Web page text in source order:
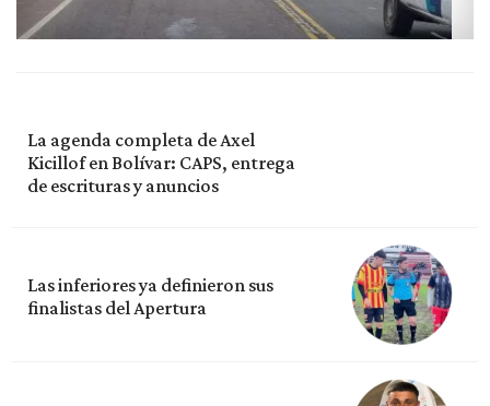
La agenda completa de Axel
Kicillof en Bolívar: CAPS, entrega
de escrituras y anuncios
Las inferiores ya definieron sus
finalistas del Apertura